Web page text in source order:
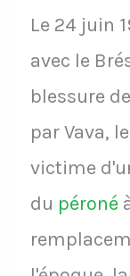
Le 24 juin
avec le
blessure
par Vava,
victime
du péroné